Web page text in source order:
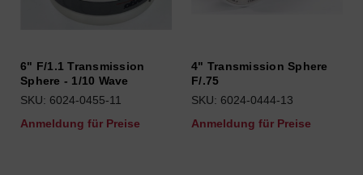
6" F/1.1 Transmission
Sphere - 1/10 Wave
SKU: 6024-0455-11
Anmeldung für Preise
4" Transmission Sphere
F/.75
SKU: 6024-0444-13
Anmeldung für Preise